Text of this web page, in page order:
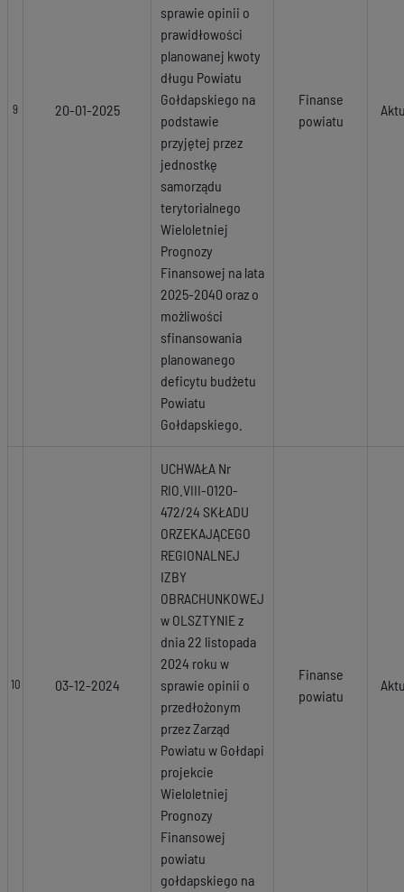
9 20-01-2025
sprawie opinii o
prawidłowości
planowanej kwoty
długu Powiatu
Gołdapskiego na
podstawie
przyjętej przez
jednostkę
samorządu
terytorialnego
Wieloletniej
Prognozy
Finansowej na lata
2025-2040 oraz o
możliwości
sfinansowania
planowanego
deficytu budżetu
Powiatu
Gołdapskiego.
Finanse
powiatu
10 03-12-2024
UCHWAŁA Nr
RIO.VIII-0120-
472/24 SKŁADU
ORZEKAJĄCEGO
REGIONALNEJ
IZBY
OBRACHUNKOWEJ
w OLSZTYNIE z
dnia 22 listopada
2024 roku w
sprawie opinii o
przedłożonym
przez Zarząd
Powiatu w Gołdapi
projekcie
Wieloletniej
Prognozy
Finansowej
powiatu
gołdapskiego na
Finanse
powiatu